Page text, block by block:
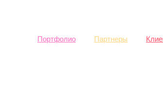
Портфолио Партнеры